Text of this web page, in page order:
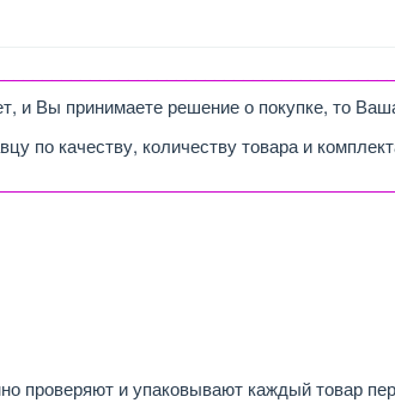
и Вы принимаете решение о покупке, то
по качеству, количеству товара и
проверяют и упаковывают каждый товар